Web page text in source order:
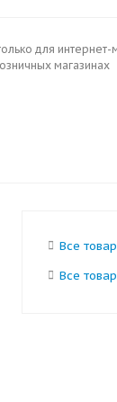
для
магазинах
Все
Все